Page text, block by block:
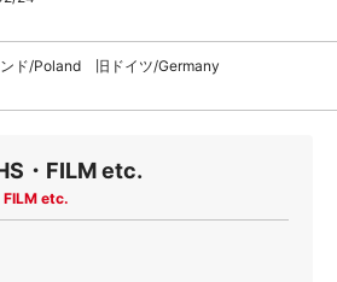
ド/Poland 旧ドイツ/Germany
・FILM etc.
FILM etc.